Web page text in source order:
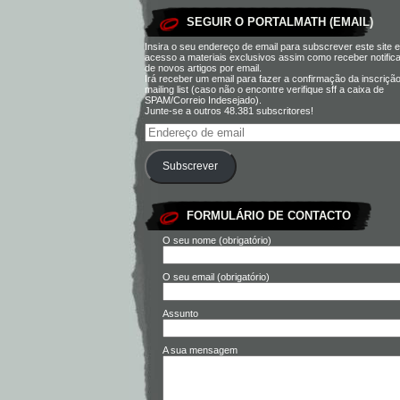
SEGUIR O PORTALMATH (EMAIL)
Insira o seu endereço de email para subscrever este site
acesso a materiais exclusivos assim como receber
de novos artigos por email.
Irá receber um email para fazer a confirmação da
mailing list (caso não o encontre verifique sff a caixa de
SPAM/Correio Indesejado).
Junte-se a outros 48.381 subscritores!
Subscrever
FORMULÁRIO DE CONTACTO
O seu nome (obrigatório)
O seu email (obrigatório)
Assunto
A sua mensagem